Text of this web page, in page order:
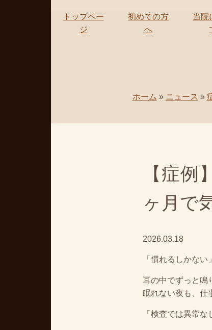
トップペー
ジ
初めての方
へ
当院
ホーム » ニュース »
【症
ヶ月で
2026.03.18
「慣れるしかな
耳の中でずっと鳴
眠れない夜も、仕
「検査では異常